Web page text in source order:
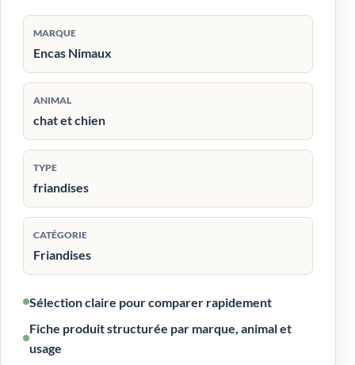
MARQUE
Encas Nimaux
ANIMAL
chat et chien
TYPE
friandises
CATÉGORIE
Friandises
Sélection claire pour comparer rapidement
Fiche produit structurée par marque, animal et
usage